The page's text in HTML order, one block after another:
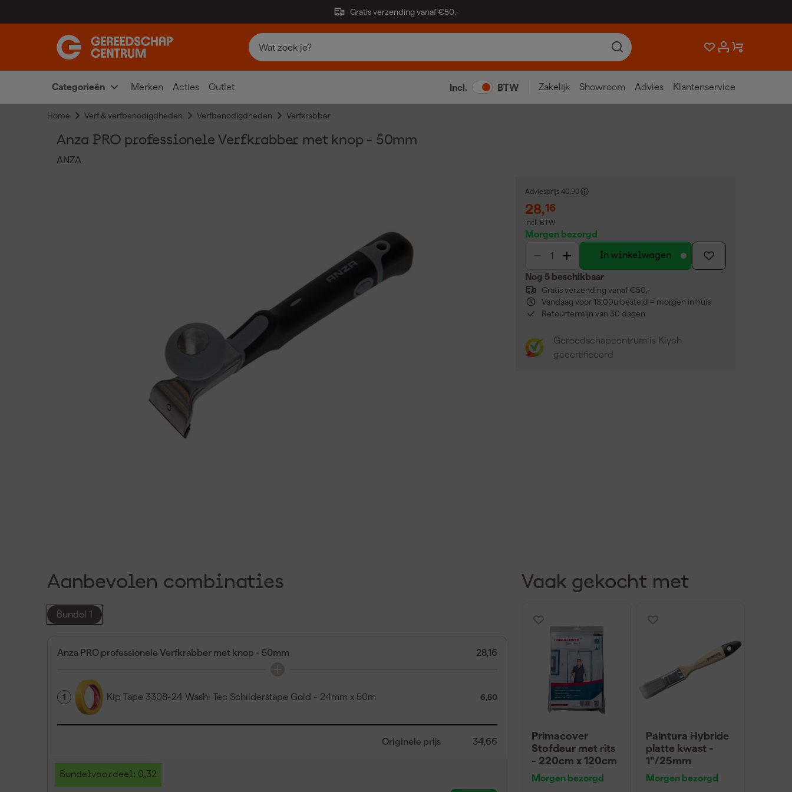
Gratis verzending vanaf €50,-
Categorieën Merken Acties Outlet Incl. BTW Zakelijk Showroom Advies Klantenservice
Home Verf & verfbenodigdheden Verfbenodigdheden Verfkrabber
Anza PRO professionele Verfkrabber met knop - 50mm
ANZA
Adviesprijs 40,90
28,16
incl. BTW
Morgen bezorgd
In winkelwagen
Nog 5 beschikbaar
Gratis verzending vanaf €50,-
Vandaag voor 18:00u besteld = morgen in huis
Retourtermijn van 30 dagen
Gereedschapcentrum is Kiyoh
gecertificeerd
Aanbevolen combinaties
Bundel 1
Anza PRO professionele Verfkrabber met knop - 50mm 28,16
1 Kip Tape 3308-24 Washi Tec Schilderstape Gold - 24mm x 50m 6,50
Originele prijs 34,66
Bundelvoordeel: 0,32
Vaak gekocht met
Primacover
Stofdeur met rits
- 220cm x 120cm
Morgen bezorgd
Paintura Hybride
platte kwast -
1"/25mm
Morgen bezorgd